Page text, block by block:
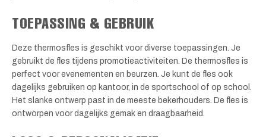
TOEPASSING & GEBRUIK
Deze thermosfles is geschikt voor diverse toepassingen. Je
gebruikt de fles tijdens promotieactiviteiten. De thermosfles is
perfect voor evenementen en beurzen. Je kunt de fles ook
dagelijks gebruiken op kantoor, in de sportschool of op school.
Het slanke ontwerp past in de meeste bekerhouders. De fles is
ontworpen voor dagelijks gemak en draagbaarheid.